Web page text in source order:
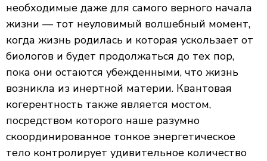
необходимые даже для самого верного начала
жизни — тот неуловимый волшебный момент,
когда жизнь родилась и которая ускользает от
биологов и будет продолжаться до тех пор,
пока они остаются убежденными, что жизнь
возникла из инертной материи. Квантовая
когерентность также является мостом,
посредством которого наше разумно
скоординированное тонкое энергетическое
тело контролирует удивительное количество